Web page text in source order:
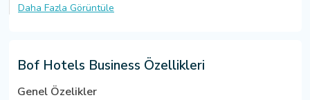
Daha Fazla Görüntüle
Bof Hotels Business Özellikleri
Genel Özelikler